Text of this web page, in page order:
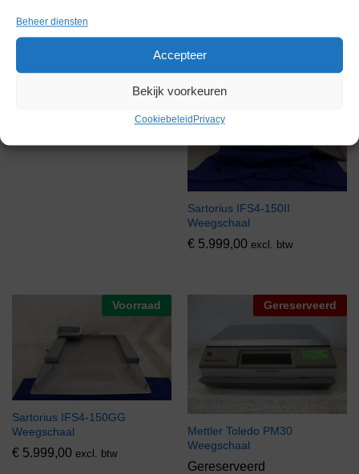
Beheer diensten
Accepteer
Bekijk voorkeuren
Cookiebeleid Privacy
Sartorius IFS4-150II
Weegschaal
€ 5.999,00 excl. btw
Voorraad
Sartorius IFS4-150GG
Weegschaal
€ 5.999,00 excl. btw
Gereserveerd
Mettler Toledo PM30
Weegschaal
Gereserveerd